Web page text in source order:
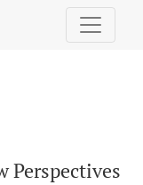
New
Perspectives